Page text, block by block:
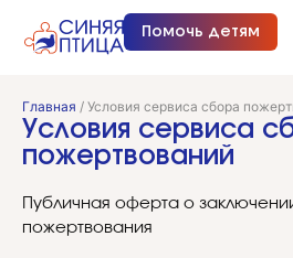
Помочь детям
Главная / Условия сервиса сбора
Условия сервиса
пожертвований
Публичная оферта о
пожертвования